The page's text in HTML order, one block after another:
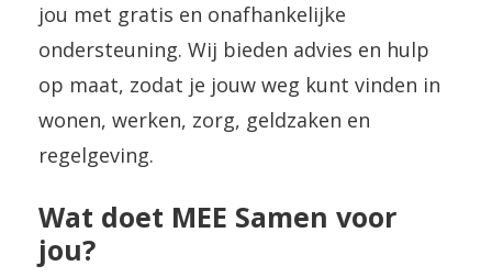
jou met gratis en onafhankelijke
ondersteuning. Wij bieden advies en hulp
op maat, zodat je jouw weg kunt vinden in
wonen, werken, zorg, geldzaken en
regelgeving.
Wat doet MEE Samen voor
jou?